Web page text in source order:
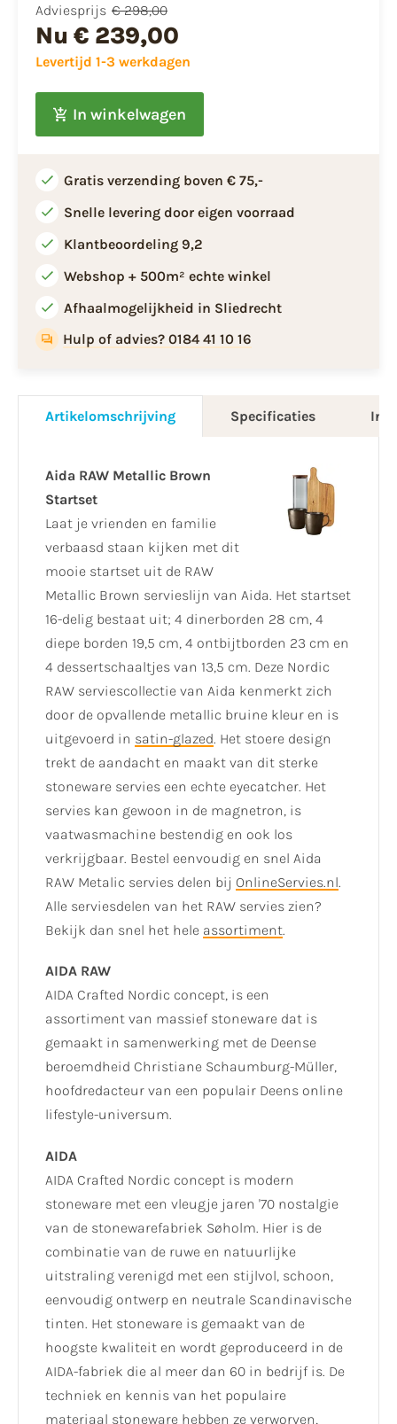
Adviesprijs € 298,00
Nu € 239,00
Levertijd 1-3 werkdagen
In winkelwagen
Gratis verzending boven € 75,-
Snelle levering door eigen voorraad
Klantbeoordeling 9,2
Webshop + 500m² echte winkel
Afhaalmogelijkheid in Sliedrecht
Hulp of advies? 0184 41 10 16
Artikelomschrijving Specificaties
Aida RAW Metallic Brown
Startset
Laat je vrienden en familie
verbaasd staan kijken met dit
mooie startset uit de RAW
Metallic Brown servieslijn van Aida. Het startset
16-delig bestaat uit; 4 dinerborden 28 cm, 4
diepe borden 19,5 cm, 4 ontbijtborden 23 cm en
4 dessertschaaltjes van 13,5 cm. Deze Nordic
RAW serviescollectie van Aida kenmerkt zich
door de opvallende metallic bruine kleur en is
uitgevoerd in satin-glazed. Het stoere design
trekt de aandacht en maakt van dit sterke
stoneware servies een echte eyecatcher. Het
servies kan gewoon in de magnetron, is
vaatwasmachine bestendig en ook los
verkrijgbaar. Bestel eenvoudig en snel Aida
RAW Metalic servies delen bij OnlineServies.nl.
Alle serviesdelen van het RAW servies zien?
Bekijk dan snel het hele assortiment.
AIDA RAW
AIDA Crafted Nordic concept, is een
assortiment van massief stoneware dat is
gemaakt in samenwerking met de Deense
beroemdheid Christiane Schaumburg-Müller,
hoofdredacteur van een populair Deens online
lifestyle-universum.
AIDA
AIDA Crafted Nordic concept is modern
stoneware met een vleugje jaren '70 nostalgie
van de stonewarefabriek Søholm. Hier is de
combinatie van de ruwe en natuurlijke
uitstraling verenigd met een stijlvol, schoon,
eenvoudig ontwerp en neutrale Scandinavische
tinten. Het stoneware is gemaakt van de
hoogste kwaliteit en wordt geproduceerd in de
AIDA-fabriek die al meer dan 60 in bedrijf is. De
techniek en kennis van het populaire
materiaal stoneware hebben ze verworven,